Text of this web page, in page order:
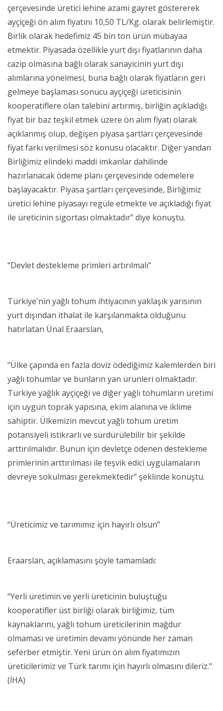
çerçevesinde üretici lehine azami gayret göstererek
ayçiçeği ön alım fiyatını 10,50 TL/Kg. olarak belirlemiştir.
Birlik olarak hedefimiz 45 bin ton ürün mübayaa
etmektir. Piyasada özellikle yurt dışı fiyatlarının daha
cazip olmasına bağlı olarak sanayicinin yurt dışı
alımlarına yönelmesi, buna bağlı olarak fiyatların geri
gelmeye başlaması sonucu ayçiçeği üreticisinin
kooperatiflere olan talebini artırmış, birliğin açıkladığı
fiyat bir baz teşkil etmek üzere ön alım fiyatı olarak
açıklanmış olup, değişen piyasa şartları çerçevesinde
fiyat farkı verilmesi söz konusu olacaktır. Diğer yandan
Birliğimiz elindeki maddi imkanlar dahilinde
hazırlanacak ödeme planı çerçevesinde ödemelere
başlayacaktır. Piyasa şartları çerçevesinde, Birliğimiz
üretici lehine piyasayı regüle etmekte ve açıkladığı fiyat
ile üreticinin sigortası olmaktadır” diye konuştu.
“Devlet destekleme primleri artırılmalı”
Türkiye'nin yağlı tohum ihtiyacının yaklaşık yarısının
yurt dışından ithalat ile karşılanmakta olduğunu
hatırlatan Ünal Eraarslan,
"Ülke çapında en fazla döviz ödediğimiz kalemlerden biri
yağlı tohumlar ve bunların yan ürünleri olmaktadır.
Türkiye yağlık ayçiçeği ve diğer yağlı tohumların üretimi
için uygun toprak yapısına, ekim alanına ve iklime
sahiptir. Ülkemizin mevcut yağlı tohum üretim
potansiyeli istikrarlı ve sürdürülebilir bir şekilde
arttırılmalıdır. Bunun için devletçe ödenen destekleme
primlerinin arttırılması ile teşvik edici uygulamaların
devreye sokulması gerekmektedir” şeklinde konuştu.
“Üreticimiz ve tarımımız için hayırlı olsun”
Eraarslan, açıklamasını şöyle tamamladı:
“Yerli üretimin ve yerli üreticinin buluştuğu
kooperatifler üst birliği olarak birliğimiz, tüm
kaynaklarını, yağlı tohum üreticilerinin mağdur
olmaması ve üretimin devamı yönünde her zaman
seferber etmiştir. Yeni ürün ön alım fiyatımızın
üreticilerimiz ve Türk tarımı için hayırlı olmasını dileriz."
(İHA)